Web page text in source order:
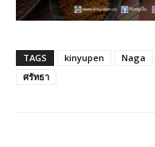
TAGS kinyupen Naga
ศรัทธา